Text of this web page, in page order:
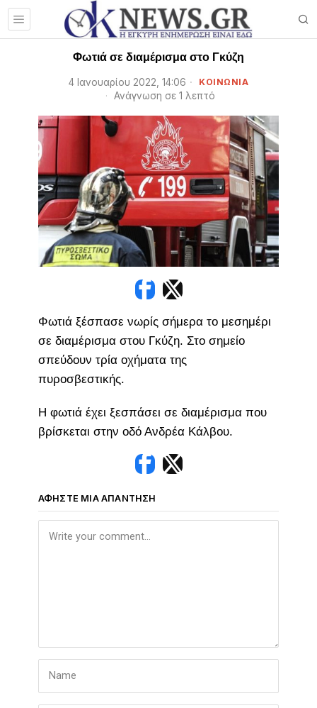
Φωτιά σε διαμέρισμα στο Γκύζη
4 Ιανουαρίου 2022, 14:06 ΚΟΙΝΩΝΙΑ
Ανάγνωση σε 1 λεπτό
Φωτιά ξέσπασε νωρίς σήμερα το μεσημέρι
σε διαμέρισμα στου Γκύζη. Στο σημείο
σπεύδουν τρία οχήματα της
πυροσβεστικής.
Η φωτιά έχει ξεσπάσει σε διαμέρισμα που
βρίσκεται στην οδό Ανδρέα Κάλβου.
ΑΦΉΣΤΕ ΜΙΑ ΑΠΆΝΤΗΣΗ